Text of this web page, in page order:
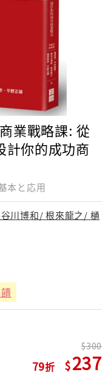
業戰略課: 從
計你的成功商
本と応用
川博和/ 根來龍之/ 樋
79
300
237